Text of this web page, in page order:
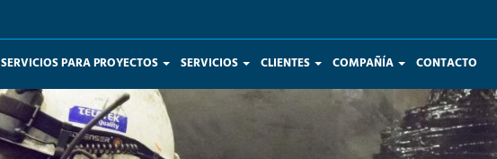
SERVICIOS PARA PROYECTOS SERVICIOS CLIENTES COMPAÑÍA CONTACTO